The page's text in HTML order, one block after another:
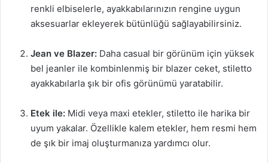
renkli elbiselerle, ayakkabılarınızın rengine uygun
aksesuarlar ekleyerek bütünlüğü sağlayabilirsiniz.
Jean ve Blazer: Daha casual bir görünüm için yüksek
bel jeanler ile kombinlenmiş bir blazer ceket, stiletto
ayakkabılarla şık bir ofis görünümü yaratabilir.
Etek ile: Midi veya maxi etekler, stiletto ile harika bir
uyum yakalar. Özellikle kalem etekler, hem resmi hem
de şık bir imaj oluşturmanıza yardımcı olur.